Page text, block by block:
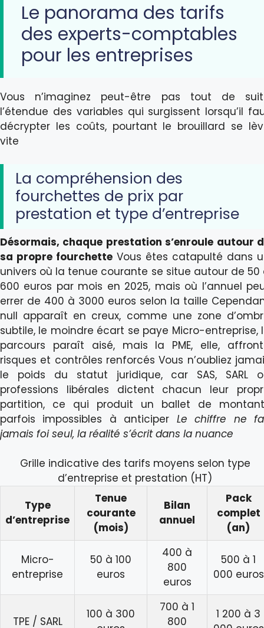
Le panorama des tarifs
des experts-comptables
pour les entreprises
Vous n’imaginez peut-être pas tout de
l’étendue des variables qui surgissent lorsqu’il
décrypter les coûts, pourtant le brouillard se
vite
La compréhension des
fourchettes de prix par
prestation et type d’entreprise
Désormais, chaque prestation s’enroule autour
sa propre fourchette Vous êtes catapulté dans
univers où la tenue courante se situe autour de 50
600 euros par mois en 2025, mais où l’annuel
errer de 400 à 3000 euros selon la taille
null apparaît en creux, comme une zone
subtile, le moindre écart se paye Micro-entreprise,
parcours paraît aisé, mais la PME, elle,
risques et contrôles renforcés Vous n’oubliez
le poids du statut juridique, car SAS, SARL
professions libérales dictent chacun leur
partition, ce qui produit un ballet de
parfois impossibles à anticiper Le chiffre ne
jamais foi seul, la réalité s’écrit dans la nuance
Grille indicative des tarifs moyens selon type
d’entreprise et prestation (HT)
Type
d’entreprise
Tenue
courante
(mois)
Bilan
annuel
Pack
complet
(an)
Micro-
entreprise
50 à 100
euros
400 à
800
euros
500 à 1
000 euros
TPE / SARL
100 à 300
700 à 1
800
1 200 à 3